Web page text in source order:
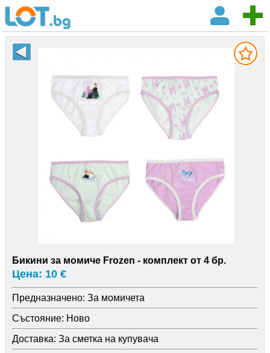
Бикини за момиче Frozen - комплект от 4 бр.
Цена: 10 €
Предназначено: За момичета
Състояние: Ново
Доставка: За сметка на купувача